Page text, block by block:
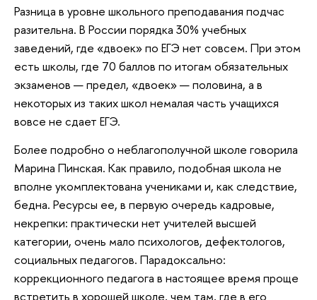
Разница в уровне школьного преподавания подчас
разительна. В России порядка 30% учебных
заведений, где «двоек» по ЕГЭ нет совсем. При этом
есть школы, где 70 баллов по итогам обязательных
экзаменов — предел, «двоек» — половина, а в
некоторых из таких школ немалая часть учащихся
вовсе не сдает ЕГЭ.
Более подробно о неблагополучной школе говорила
Марина Пинская. Как правило, подобная школа не
вполне укомплектована учениками и, как следствие,
бедна. Ресурсы ее, в первую очередь кадровые,
некрепки: практически нет учителей высшей
категории, очень мало психологов, дефектологов,
социальных педагогов. Парадоксально:
коррекционного педагога в настоящее время проще
встретить в хорошей школе, чем там, где в его